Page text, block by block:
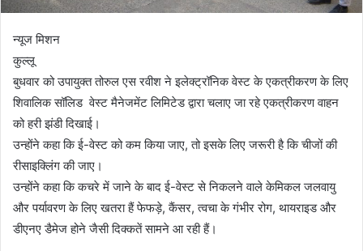
न्यूज मिशन
कुल्लू
बुधवार को उपायुक्त तोरुल एस रवीश ने इलेक्ट्रॉनिक वेस्ट के एकत्रीकरण के लिए
शिवालिक सॉलिड वेस्ट मैनेजमेंट लिमिटेड द्वारा चलाए जा रहे एकत्रीकरण वाहन
को हरी झंडी दिखाई।
उन्होंने कहा कि ई-वेस्ट को कम किया जाए, तो इसके लिए जरूरी है कि चीजों की
रीसाइक्लिंग की जाए।
उन्होंने कहा कि कचरे में जाने के बाद ई-वेस्ट से निकलने वाले केमिकल जलवायु
और पर्यावरण के लिए खतरा हैं फेफड़े, कैंसर, त्वचा के गंभीर रोग, थायराइड और
डीएनए डैमेज होने जैसी दिक्कतें सामने आ रही हैं।